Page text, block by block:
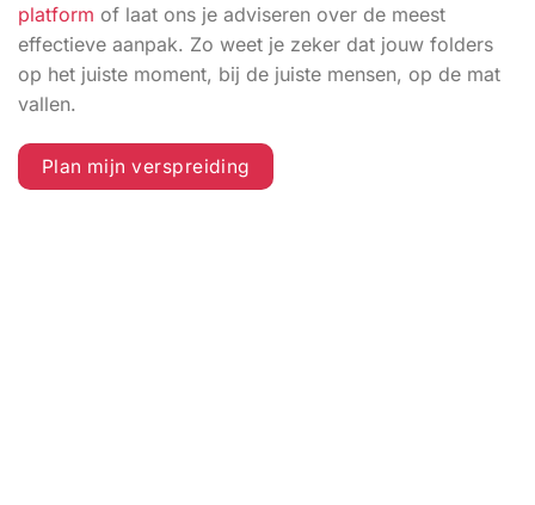
platform of laat ons je adviseren over de meest
effectieve aanpak. Zo weet je zeker dat jouw folders
op het juiste moment, bij de juiste mensen, op de mat
vallen.
Plan mijn verspreiding